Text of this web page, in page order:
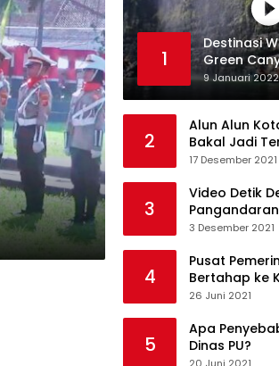
1
Destinasi
Green
Ketagihan
9 Januari 2022
2
Alun Alun
Bakal Jadi
Foto Selfie
17 Desember 2021
3
Video Detik
Kamera
3 Desember 2021
4
Pusat
Bertahap ke
Pangandaran
26 Juni 2021
5
Apa
Dinas PU?